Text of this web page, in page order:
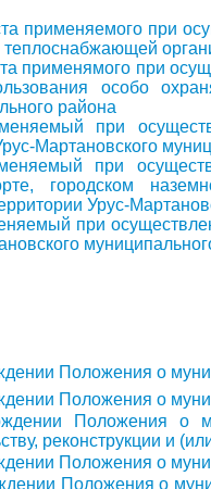
применяемого при
применямого при
особо
района
при
Мартановского
при
городском
Урус-
при
Положения о
Положения о
Положения о
реконструкции и
Положения о
Положения о